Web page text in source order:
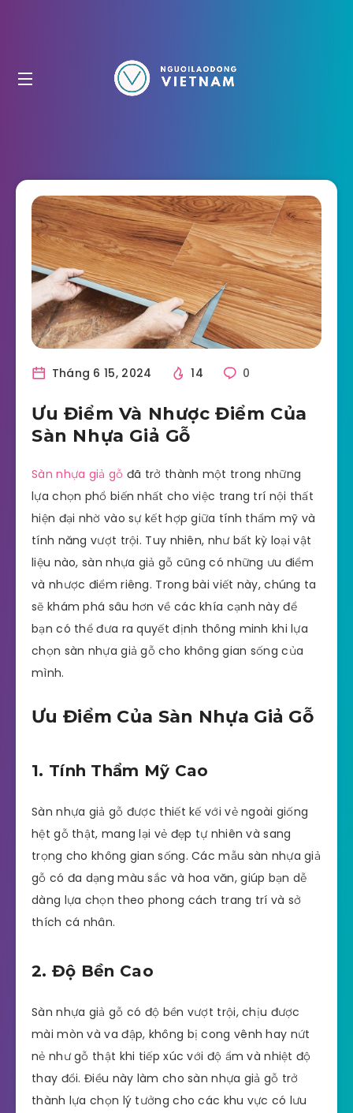
Tháng 6 15, 2024 14 0
Ưu Điểm Và Nhược Điểm Của
Sàn Nhựa Giả Gỗ
Sàn nhựa giả gỗ đã trở thành một trong những
lựa chọn phổ biến nhất cho việc trang trí nội thất
hiện đại nhờ vào sự kết hợp giữa tính thẩm mỹ và
tính năng vượt trội. Tuy nhiên, như bất kỳ loại vật
liệu nào, sàn nhựa giả gỗ cũng có những ưu điểm
và nhược điểm riêng. Trong bài viết này, chúng ta
sẽ khám phá sâu hơn về các khía cạnh này để
bạn có thể đưa ra quyết định thông minh khi lựa
chọn sàn nhựa giả gỗ cho không gian sống của
mình.
Ưu Điểm Của Sàn Nhựa Giả Gỗ
1. Tính Thẩm Mỹ Cao
Sàn nhựa giả gỗ được thiết kế với vẻ ngoài giống
hệt gỗ thật, mang lại vẻ đẹp tự nhiên và sang
trọng cho không gian sống. Các mẫu sàn nhựa giả
gỗ có đa dạng màu sắc và hoa văn, giúp bạn dễ
dàng lựa chọn theo phong cách trang trí và sở
thích cá nhân.
2. Độ Bền Cao
Sàn nhựa giả gỗ có độ bền vượt trội, chịu được
mài mòn và va đập, không bị cong vênh hay nứt
nẻ như gỗ thật khi tiếp xúc với độ ẩm và nhiệt độ
thay đổi. Điều này làm cho sàn nhựa giả gỗ trở
thành lựa chọn lý tưởng cho các khu vực có lưu